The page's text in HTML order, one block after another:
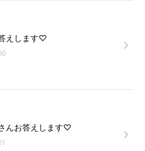
えします♡
んお答えします♡